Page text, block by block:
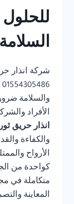
للحلول
السلامة
شركة انذار
والسلامة
الأفراد
انذار حريق
والكفاءة
الأرواح
كواحدة من
متكاملة في
المعاينة